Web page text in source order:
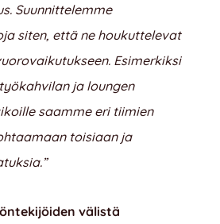
Suunnittelemme
siten, että ne houkuttelevat
Esimerkiksi
ja loungen
saamme eri tiimien
toisiaan ja
välistä